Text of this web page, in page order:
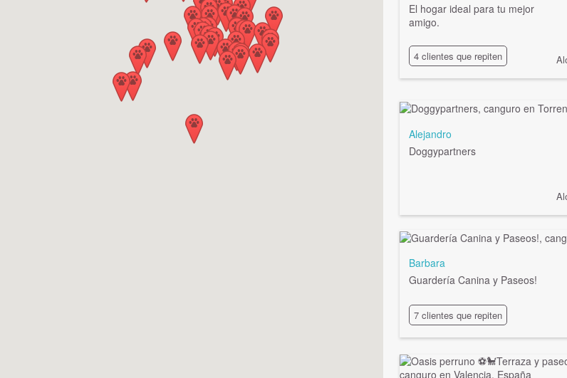
El hogar ideal para tu mejor
amigo.
4 clientes que repiten
Alejandro
Doggypartners
Barbara
Guardería Canina y Paseos!
7 clientes que repiten